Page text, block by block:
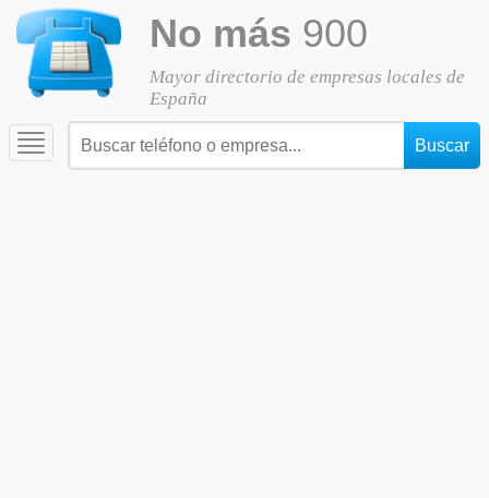
No más 900
Mayor directorio de empresas locales de
España
Toggle
navigation